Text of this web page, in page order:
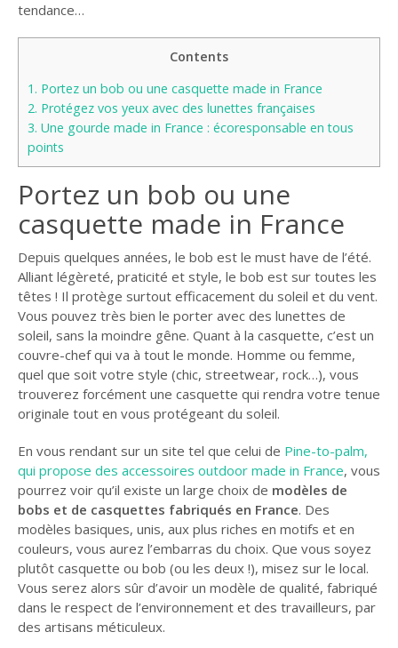
tendance…
Contents
1. Portez un bob ou une casquette made in France
2. Protégez vos yeux avec des lunettes françaises
3. Une gourde made in France : écoresponsable en tous
points
Portez un bob ou une
casquette made in France
Depuis quelques années, le bob est le must have de l’été.
Alliant légèreté, praticité et style, le bob est sur toutes les
têtes ! Il protège surtout efficacement du soleil et du vent.
Vous pouvez très bien le porter avec des lunettes de
soleil, sans la moindre gêne. Quant à la casquette, c’est un
couvre-chef qui va à tout le monde. Homme ou femme,
quel que soit votre style (chic, streetwear, rock…), vous
trouverez forcément une casquette qui rendra votre tenue
originale tout en vous protégeant du soleil.
En vous rendant sur un site tel que celui de Pine-to-palm,
qui propose des accessoires outdoor made in France, vous
pourrez voir qu’il existe un large choix de modèles de
bobs et de casquettes fabriqués en France. Des
modèles basiques, unis, aux plus riches en motifs et en
couleurs, vous aurez l’embarras du choix. Que vous soyez
plutôt casquette ou bob (ou les deux !), misez sur le local.
Vous serez alors sûr d’avoir un modèle de qualité, fabriqué
dans le respect de l’environnement et des travailleurs, par
des artisans méticuleux.